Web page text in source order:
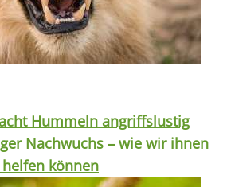
Hummeln angriffslustig
Nachwuchs – wie wir ihnen
können